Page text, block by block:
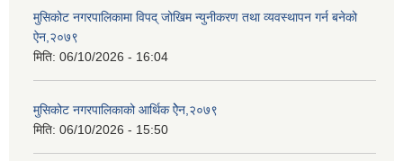
मुसिकोट नगरपालिकामा विपद् जोखिम न्युनीकरण तथा व्यवस्थापन गर्न बनेको
ऐन,२०७९
मिति: 06/10/2026 - 16:04
मुसिकोट नगरपालिकाको आर्थिक ऐेन,२०७९
मिति: 06/10/2026 - 15:50